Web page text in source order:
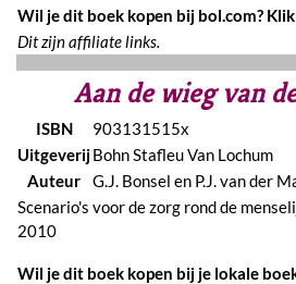
Wil je dit boek kopen bij bol.com?
Dit zijn affiliate links.
Aan de wieg van
ISBN
903131515x
UitgeverijBohn Stafleu Van Lochum
Auteur
G.J. Bonsel en P.J. van der
Scenario's voor de zorg rond de
2010
Wil je dit boek kopen bij je lokale